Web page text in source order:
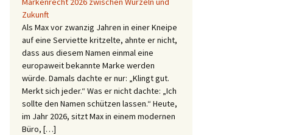
Zukunft
Als Max vor zwanzig Jahren in einer Kneipe
auf eine Serviette kritzelte, ahnte er nicht,
dass aus diesem Namen einmal eine
europaweit bekannte Marke werden
würde. Damals dachte er nur: „Klingt gut.
Merkt sich jeder.“ Was er nicht dachte: „Ich
sollte den Namen schützen lassen.“ Heute,
im Jahr 2026, sitzt Max in einem modernen
Büro, […]